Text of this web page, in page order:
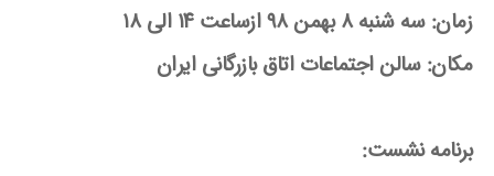
زمان: سه شنبه ۸ بهمن ۹۸ ازساعت ۱۴ الی ۱۸
مکان: سالن اجتماعات اتاق بازرگانی ایران
برنامه نشست: